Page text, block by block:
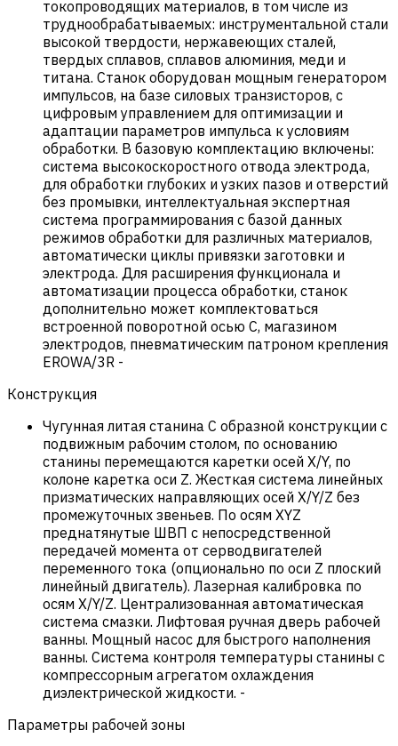
токопроводящих материалов, в том числе из
труднообрабатываемых: инструментальной стали
высокой твердости, нержавеющих сталей,
твердых сплавов, сплавов алюминия, меди и
титана. Станок оборудован мощным генератором
импульсов, на базе силовых транзисторов, с
цифровым управлением для оптимизации и
адаптации параметров импульса к условиям
обработки. В базовую комплектацию включены:
система высокоскоростного отвода электрода,
для обработки глубоких и узких пазов и отверстий
без промывки, интеллектуальная экспертная
система программирования с базой данных
режимов обработки для различных материалов,
автоматически циклы привязки заготовки и
электрода. Для расширения функционала и
автоматизации процесса обработки, станок
дополнительно может комплектоваться
встроенной поворотной осью С, магазином
электродов, пневматическим патроном крепления
EROWA/3R -
Конструкция
Чугунная литая станина С образной конструкции с
подвижным рабочим столом, по основанию
станины перемещаются каретки осей X/Y, по
колоне каретка оси Z. Жесткая система линейных
призматических направляющих осей X/Y/Z без
промежуточных звеньев. По осям XYZ
преднатянутые ШВП с непосредственной
передачей момента от серводвигателей
переменного тока (опционально по оси Z плоский
линейный двигатель). Лазерная калибровка по
осям X/Y/Z. Централизованная автоматическая
система смазки. Лифтовая ручная дверь рабочей
ванны. Мощный насос для быстрого наполнения
ванны. Система контроля температуры станины с
компрессорным агрегатом охлаждения
диэлектрической жидкости. -
Параметры рабочей зоны